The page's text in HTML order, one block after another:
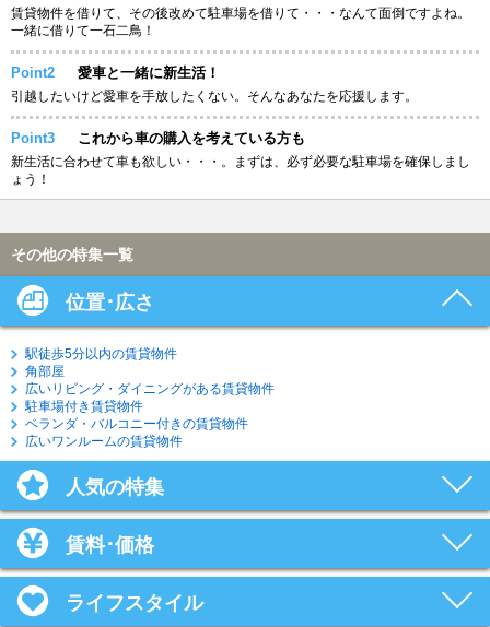
賃貸物件を借りて、その後改めて駐車場を借りて・・・なんて面倒ですよね。
一緒に借りて一石二鳥！
Point2 愛車と一緒に新生活！
引越したいけど愛車を手放したくない。そんなあなたを応援します。
Point3 これから車の購入を考えている方も
新生活に合わせて車も欲しい・・・。まずは、必ず必要な駐車場を確保しまし
ょう！
その他の特集一覧
位置･広さ
駅徒歩5分以内の賃貸物件
角部屋
広いリビング・ダイニングがある賃貸物件
駐車場付き賃貸物件
ベランダ・バルコニー付きの賃貸物件
広いワンルームの賃貸物件
人気の特集
賃料･価格
ライフスタイル